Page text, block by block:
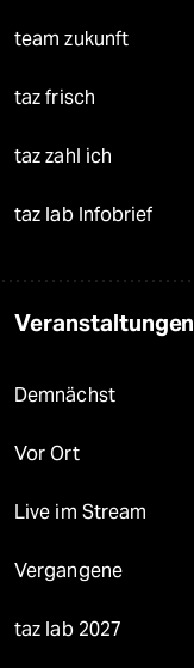
team zukunft
taz frisch
taz zahl ich
taz lab Infobrief
Veranstaltungen
Demnächst
Vor Ort
Live im Stream
Vergangene
taz lab 2027